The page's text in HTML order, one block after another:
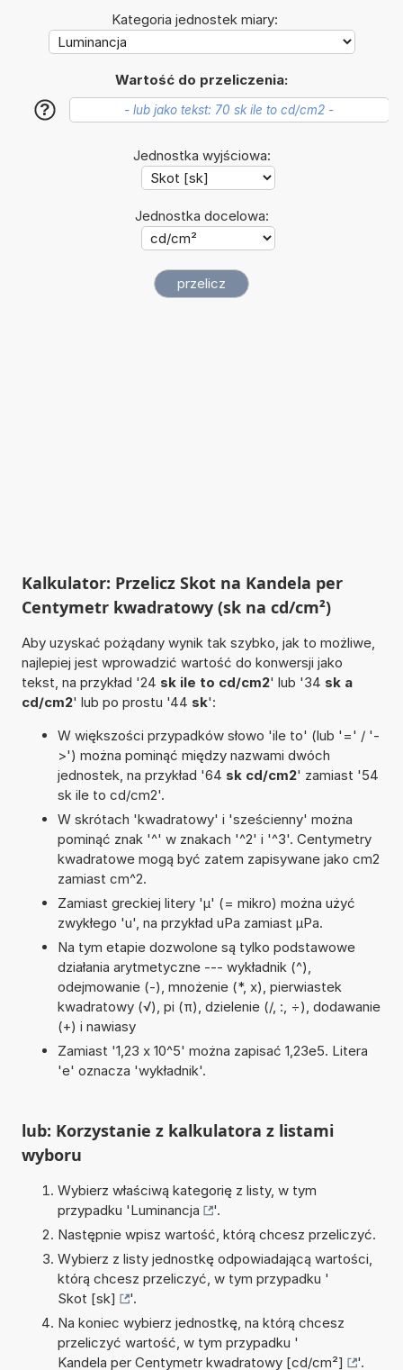
Kategoria jednostek miary:
Wartość do przeliczenia:
?
Jednostka wyjściowa:
Jednostka docelowa:
Kalkulator: Przelicz Skot na Kandela per
Centymetr kwadratowy (sk na cd/cm²)
Aby uzyskać pożądany wynik tak szybko, jak to możliwe,
najlepiej jest wprowadzić wartość do konwersji jako
tekst, na przykład '24 sk ile to cd/cm2' lub '34 sk a
cd/cm2' lub po prostu '44 sk':
W większości przypadków słowo 'ile to' (lub '=' / '-
>') można pominąć między nazwami dwóch
jednostek, na przykład '64 sk cd/cm2' zamiast '54
sk ile to cd/cm2'.
W skrótach 'kwadratowy' i 'sześcienny' można
pominąć znak '^' w znakach '^2' i '^3'. Centymetry
kwadratowe mogą być zatem zapisywane jako cm2
zamiast cm^2.
Zamiast greckiej litery 'µ' (= mikro) można użyć
zwykłego 'u', na przykład uPa zamiast µPa.
Na tym etapie dozwolone są tylko podstawowe
działania arytmetyczne --- wykładnik (^),
odejmowanie (-), mnożenie (*, x), pierwiastek
kwadratowy (√), pi (π), dzielenie (/, :, ÷), dodawanie
(+) i nawiasy
Zamiast '1,23 x 10^5' można zapisać 1,23e5. Litera
'e' oznacza 'wykładnik'.
lub: Korzystanie z kalkulatora z listami
wyboru
Wybierz właściwą kategorię z listy, w tym
przypadku 'Luminancja
'.
Następnie wpisz wartość, którą chcesz przeliczyć.
Wybierz z listy jednostkę odpowiadającą wartości,
którą chcesz przeliczyć, w tym przypadku '
Skot [sk]
'.
Na koniec wybierz jednostkę, na którą chcesz
przeliczyć wartość, w tym przypadku '
Kandela per Centymetr kwadratowy [cd/cm²]
'.